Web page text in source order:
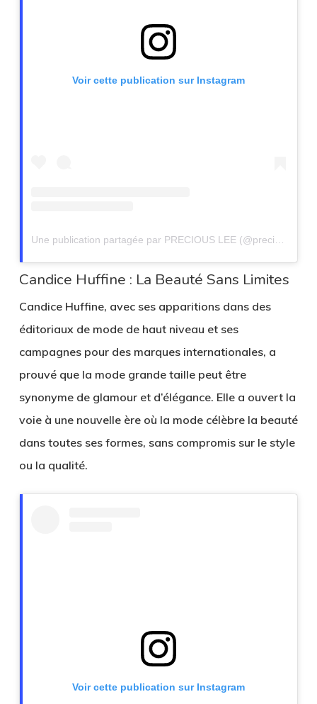
Voir cette publication sur Instagram
Candice Huffine : La Beauté Sans Limites
Candice Huffine, avec ses apparitions dans des
éditoriaux de mode de haut niveau et ses
campagnes pour des marques internationales, a
prouvé que la mode grande taille peut être
synonyme de glamour et d’élégance. Elle a ouvert la
voie à une nouvelle ère où la mode célèbre la beauté
dans toutes ses formes, sans compromis sur le style
ou la qualité.
Voir cette publication sur Instagram